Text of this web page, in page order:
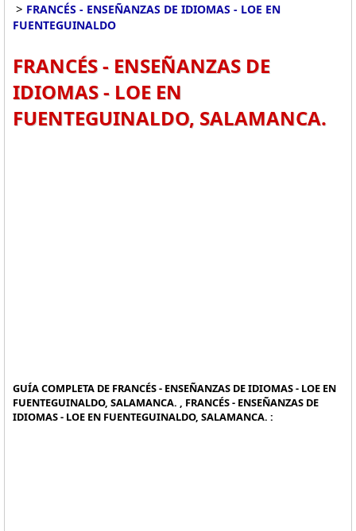
> FRANCÉS - ENSEÑANZAS DE IDIOMAS - LOE EN
FUENTEGUINALDO
FRANCÉS - ENSEÑANZAS DE
IDIOMAS - LOE EN
FUENTEGUINALDO, SALAMANCA.
GUÍA COMPLETA DE FRANCÉS - ENSEÑANZAS DE IDIOMAS - LOE EN
FUENTEGUINALDO, SALAMANCA. , FRANCÉS - ENSEÑANZAS DE
IDIOMAS - LOE EN FUENTEGUINALDO, SALAMANCA. :